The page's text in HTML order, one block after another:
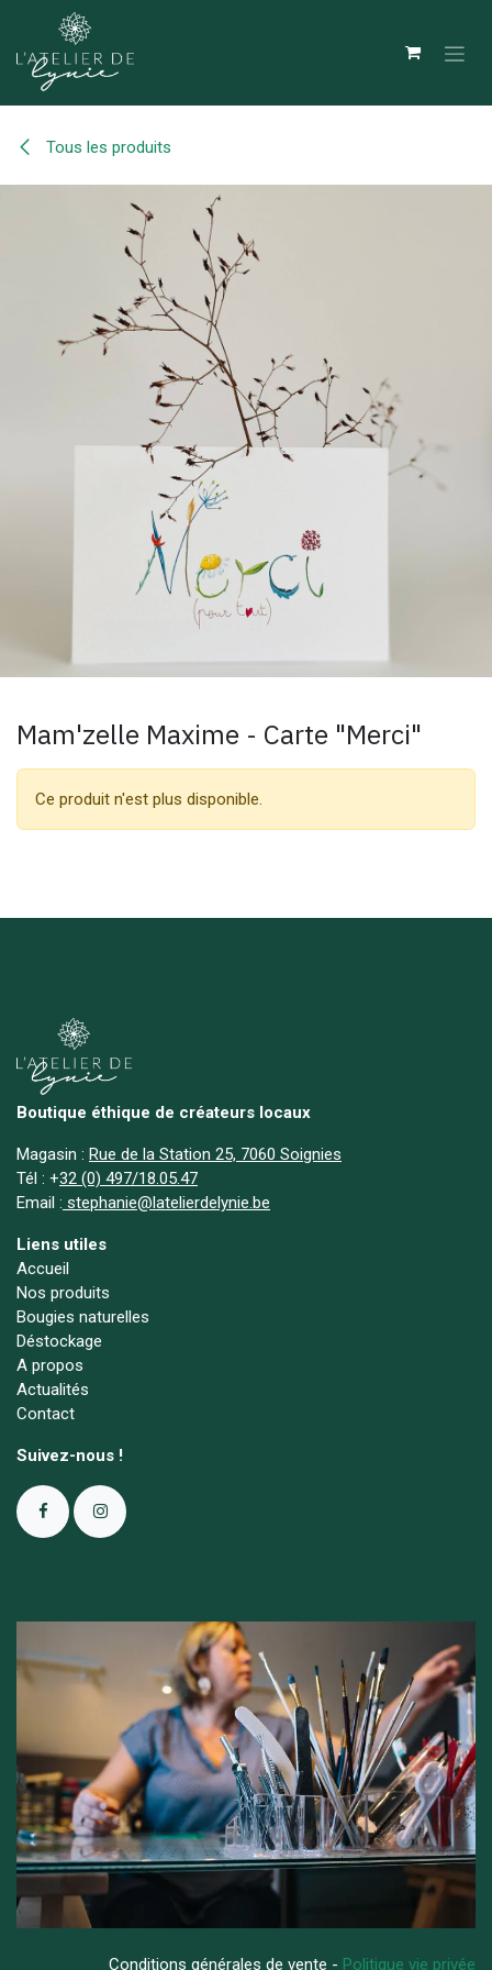
Se rendre au contenu
Tous les produits
Mam'zelle Maxime - Carte "Merci"
Ce produit n'est plus disponible.
Boutique éthique de créateurs locaux
Magasin : Rue de la Station 25, 7060 Soignies
Tél : +32 (0) 497/18.05.47
Email : stephanie@latelierdelynie.be
Liens utiles
Accueil
Nos produits
Bougies naturelles
Déstockage
A propos
Actualités
Contact
Suivez-nous !
Conditions générales de vente - Politique vie privée